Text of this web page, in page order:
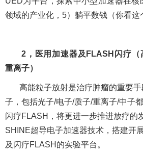
领域的产业化， 5）躺平数钱（你看这
2， 医用加速器及 FLASH 闪疗（
重离子）
高能粒子放射是治疗肿瘤的重要
子，包括光子/电子/质子/重离子/中子
闪疗FLASH ，将更进一步推进放疗的
SHINE超导电子加速器技术，搭建开
及闪疗FLASH 的实验平台。